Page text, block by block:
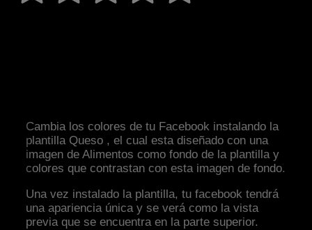
Cambia los colores de tu Facebook instalando la
plantilla Queso , el cual esta diseñado con una
imagen de Alimentos como fondo de la plantilla y
colores que contrastan con esta imagen de fondo.
Una vez instalado la plantilla, tu facebook tendrá
una apariencia única y se verá como la vista
previa que se encuentra en la parte superior.